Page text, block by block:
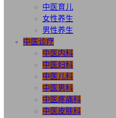
中医育儿
女性养生
男性养生
中医诊疗
中医内科
中医妇科
中医儿科
中医男科
中医疼痛科
中医皮肤科